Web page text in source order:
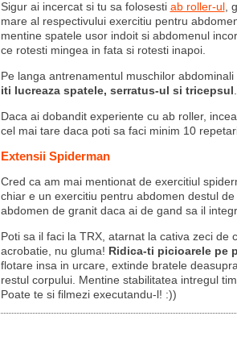
Sigur ai incercat si tu sa folosesti ab roller-ul,
mare al respectivului exercitiu pentru
mentine spatele usor indoit si abdomenul
ce rotesti mingea in fata si rotesti inapoi.
Pe langa antrenamentul muschilor abdominali
iti lucreaza spatele, serratus-ul si tricepsul
Daca ai dobandit experiente cu ab roller,
cel mai tare daca poti sa faci minim 10
Extensii Spiderman
Cred ca am mai mentionat de exercitiul
chiar e un exercitiu pentru abdomen destul
abdomen de granit daca ai de gand sa il
Poti sa il faci la TRX, atarnat la cativa zeci
acrobatie, nu gluma! Ridica-ti picioarele pe
flotare insa in urcare, extinde bratele
restul corpului. Mentine stabilitatea intregul
Poate te si filmezi executandu-l! :))